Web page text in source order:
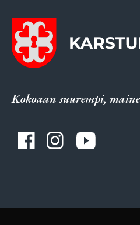
Kokoaan suurempi,